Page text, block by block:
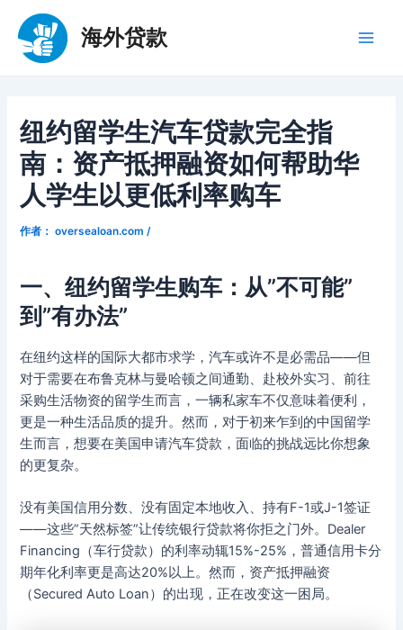
海外贷款
纽约留学生汽车贷款完全指
南：资产抵押融资如何帮助华
人学生以更低利率购车
作者： oversealoan.com/
一、纽约留学生购车：从”不可能”
到”有办法”
在纽约这样的国际大都市求学，汽车或许不是必需品——但
对于需要在布鲁克林与曼哈顿之间通勤、赴校外实习、前往
采购生活物资的留学生而言，一辆私家车不仅意味着便利，
更是一种生活品质的提升。然而，对于初来乍到的中国留学
生而言，想要在美国申请汽车贷款，面临的挑战远比你想象
的更复杂。
没有美国信用分数、没有固定本地收入、持有F-1或J-1签证
——这些”天然标签”让传统银行贷款将你拒之门外。Dealer
Financing（车行贷款）的利率动辄15%-25%，普通信用卡分
期年化利率更是高达20%以上。然而，资产抵押融资
（Secured Auto Loan）的出现，正在改变这一困局。